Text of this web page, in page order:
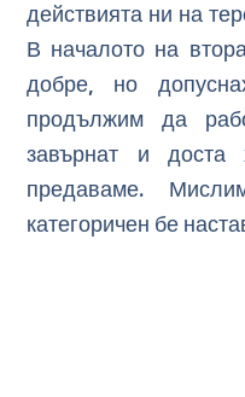
действията ни на
В началото на
добре, но
продължим да
завърнат и
предаваме.
категоричен бе